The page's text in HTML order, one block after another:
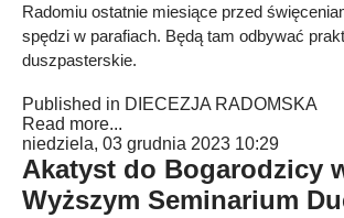
Radomiu ostatnie miesiące przed
spędzi w parafiach. Będą tam odbywać
duszpasterskie.
Published in DIECEZJA RADOMSKA
Read more...
niedziela, 03 grudnia 2023 10:29
Akatyst do Bogarodzicy
Wyższym Seminarium